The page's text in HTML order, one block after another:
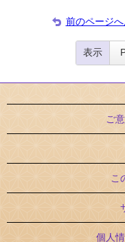
前のページへ
表示
ご
こ
個人